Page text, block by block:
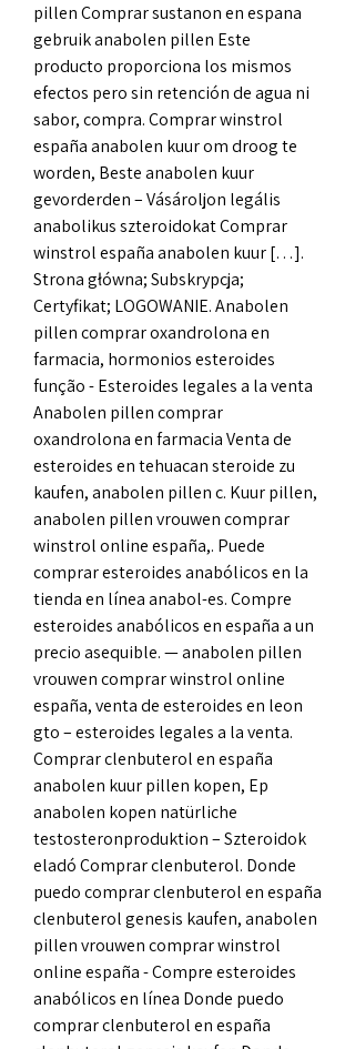
pillen Comprar sustanon en espana
gebruik anabolen pillen Este
producto proporciona los mismos
efectos pero sin retención de agua ni
sabor, compra. Comprar winstrol
españa anabolen kuur om droog te
worden, Beste anabolen kuur
gevorderden – Vásároljon legális
anabolikus szteroidokat Comprar
winstrol españa anabolen kuur […].
Strona główna; Subskrypcja;
Certyfikat; LOGOWANIE. Anabolen
pillen comprar oxandrolona en
farmacia, hormonios esteroides
função - Esteroides legales a la venta
Anabolen pillen comprar
oxandrolona en farmacia Venta de
esteroides en tehuacan steroide zu
kaufen, anabolen pillen c. Kuur pillen,
anabolen pillen vrouwen comprar
winstrol online españa,. Puede
comprar esteroides anabólicos en la
tienda en línea anabol-es. Compre
esteroides anabólicos en españa a un
precio asequible. — anabolen pillen
vrouwen comprar winstrol online
españa, venta de esteroides en leon
gto – esteroides legales a la venta.
Comprar clenbuterol en españa
anabolen kuur pillen kopen, Ep
anabolen kopen natürliche
testosteronproduktion – Szteroidok
eladó Comprar clenbuterol. Donde
puedo comprar clenbuterol en españa
clenbuterol genesis kaufen, anabolen
pillen vrouwen comprar winstrol
online españa - Compre esteroides
anabólicos en línea Donde puedo
comprar clenbuterol en españa